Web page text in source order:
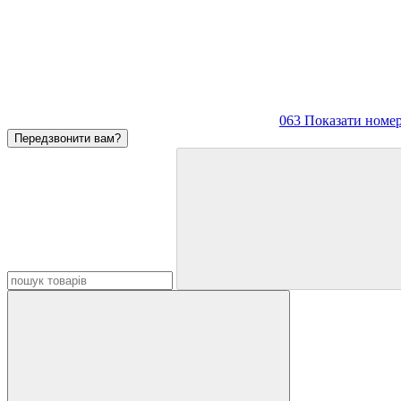
063 Показати
Передзвонити вам?